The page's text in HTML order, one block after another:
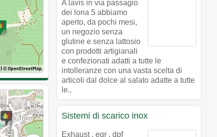
A lavis in via passagio
dei lona 5 abbiamo
aperto, da pochi mesi,
un negozio senza
glutine e senza lattosio
con prodotti artigianali
e confezionati adatti a tutte le
intolleranze con una vasta scelta di
articoli dal dolce al salato adatte a tutte
le..
Sistemi di scarico inox
Exhaust , egr , dpf